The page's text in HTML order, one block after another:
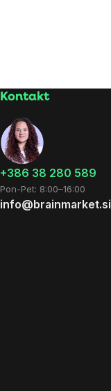
Kontakt
+386 38 280 589
Pon-Pet: 8:00–16:00
info@brainmarket.si